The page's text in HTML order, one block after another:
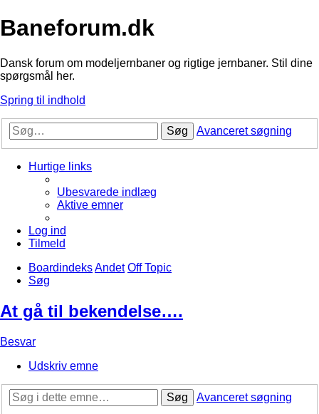
Baneforum.dk
Dansk forum om modeljernbaner og rigtige jernbaner. Stil dine
spørgsmål her.
Spring til indhold
Søg Avanceret søgning
Hurtige links
Ubesvarede indlæg
Aktive emner
Log ind
Tilmeld
BoardindeksAndet Off Topic
Søg
At gå til bekendelse….
Besvar
Udskriv emne
Søg
Avanceret søgning